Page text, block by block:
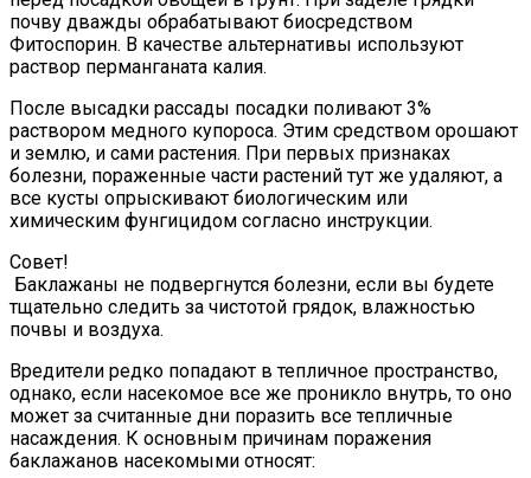
почву дважды обрабатывают биосредством
Фитоспорин. В качестве альтернативы используют
раствор перманганата калия.
После высадки рассады посадки поливают 3%
раствором медного купороса. Этим средством орошают
и землю, и сами растения. При первых признаках
болезни, пораженные части растений тут же удаляют, а
все кусты опрыскивают биологическим или
химическим фунгицидом согласно инструкции.
Совет!
Баклажаны не подвергнутся болезни, если вы будете
тщательно следить за чистотой грядок, влажностью
почвы и воздуха.
Вредители редко попадают в тепличное пространство,
однако, если насекомое все же проникло внутрь, то оно
может за считанные дни поразить все тепличные
насаждения. К основным причинам поражения
баклажанов насекомыми относят: